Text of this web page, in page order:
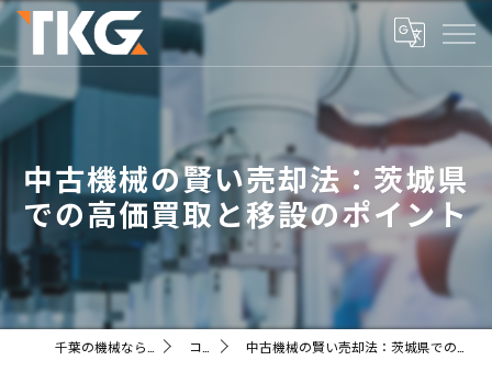
中古機械の賢い売却法：茨城県
での高価買取と移設のポイント
コラム 中古機械の賢い売却法：茨城県での高価買取と移設のポイント